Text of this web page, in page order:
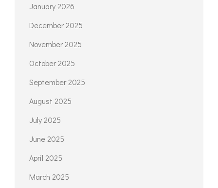
January 2026
December 2025
November 2025
October 2025
September 2025
August 2025
July 2025
June 2025
April 2025
March 2025